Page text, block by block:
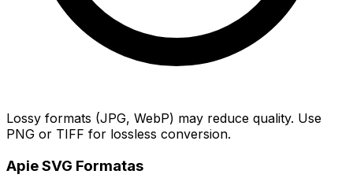
Lossy formats (JPG, WebP) may reduce quality. Use
PNG or TIFF for lossless conversion.
Apie SVG Formatas